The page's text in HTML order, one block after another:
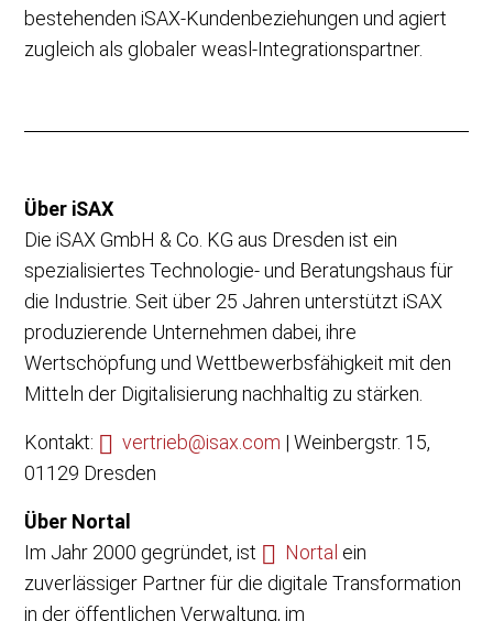
bestehenden iSAX-Kundenbeziehungen und agiert
zugleich als globaler weasl-Integrationspartner.
Über iSAX
Die iSAX GmbH & Co. KG aus Dresden ist ein
spezialisiertes Technologie- und Beratungshaus für
die Industrie. Seit über 25 Jahren unterstützt iSAX
produzierende Unternehmen dabei, ihre
Wertschöpfung und Wettbewerbsfähigkeit mit den
Mitteln der Digitalisierung nachhaltig zu stärken.
Kontakt: vertrieb@isax.com | Weinbergstr. 15,
01129 Dresden
Über Nortal
Im Jahr 2000 gegründet, ist
Nortal ein
zuverlässiger Partner für die digitale Transformation
in der öffentlichen Verwaltung, im